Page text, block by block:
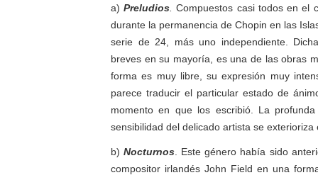
a)Preludios Compuestos casi todos en el
durante la permanencia de Chopin en las
serie de 24, más uno independiente.
breves en su mayoría, es una de las obras
forma es muy libre, su expresión muy
parece traducir el particular estado de
momento en que los escribió. La
sensibilidad del delicado artista se exterioriza
b)Nocturnos . Este género había sido
compositor irlandés John Field en una